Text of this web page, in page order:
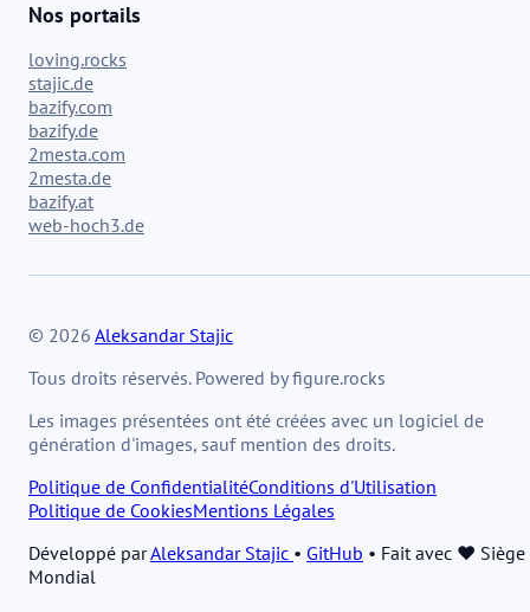
Nos portails
loving.rocks
stajic.de
bazify.com
bazify.de
2mesta.com
2mesta.de
bazify.at
web-hoch3.de
© 2026 Aleksandar Stajic
Tous droits réservés. Powered by figure.rocks
Les images présentées ont été créées avec un logiciel de
génération d'images, sauf mention des droits.
Politique de ConfidentialitéConditions d'Utilisation
Politique de CookiesMentions Légales
Développé parAleksandar Stajic • GitHub • Fait avec ❤️ Siège
Mondial